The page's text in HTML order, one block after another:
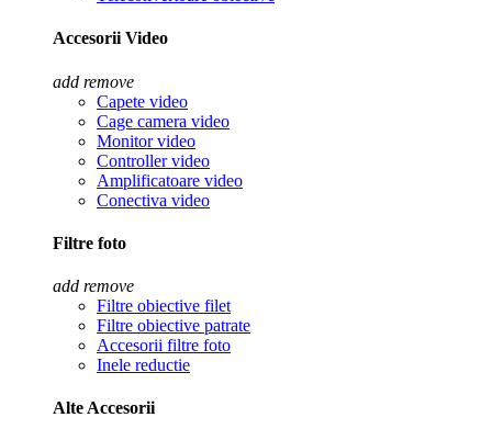
Accesorii Video
add remove
Capete video
Cage camera video
Monitor video
Controller video
Amplificatoare video
Conectiva video
Filtre foto
add remove
Filtre obiective filet
Filtre obiective patrate
Accesorii filtre foto
Inele reductie
Alte Accesorii